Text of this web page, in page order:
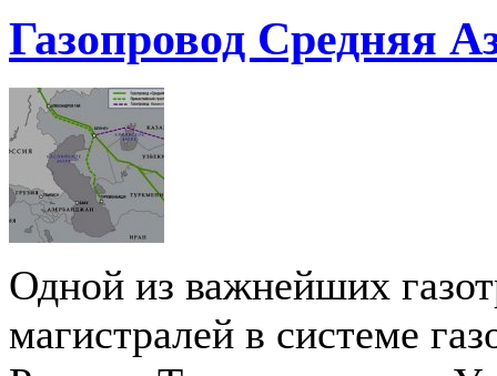
Газопровод Средняя
Одной из важнейших
магистралей в системе